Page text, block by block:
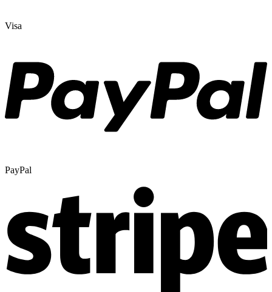
Visa
PayPal